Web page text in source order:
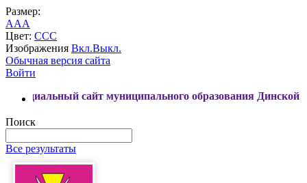
Размер:
AAA
Цвет: CCC
Изображения Вкл.Выкл.
Обычная версия сайта
Войти
сайт муниципального образования Динской район
Поиск
Все результаты